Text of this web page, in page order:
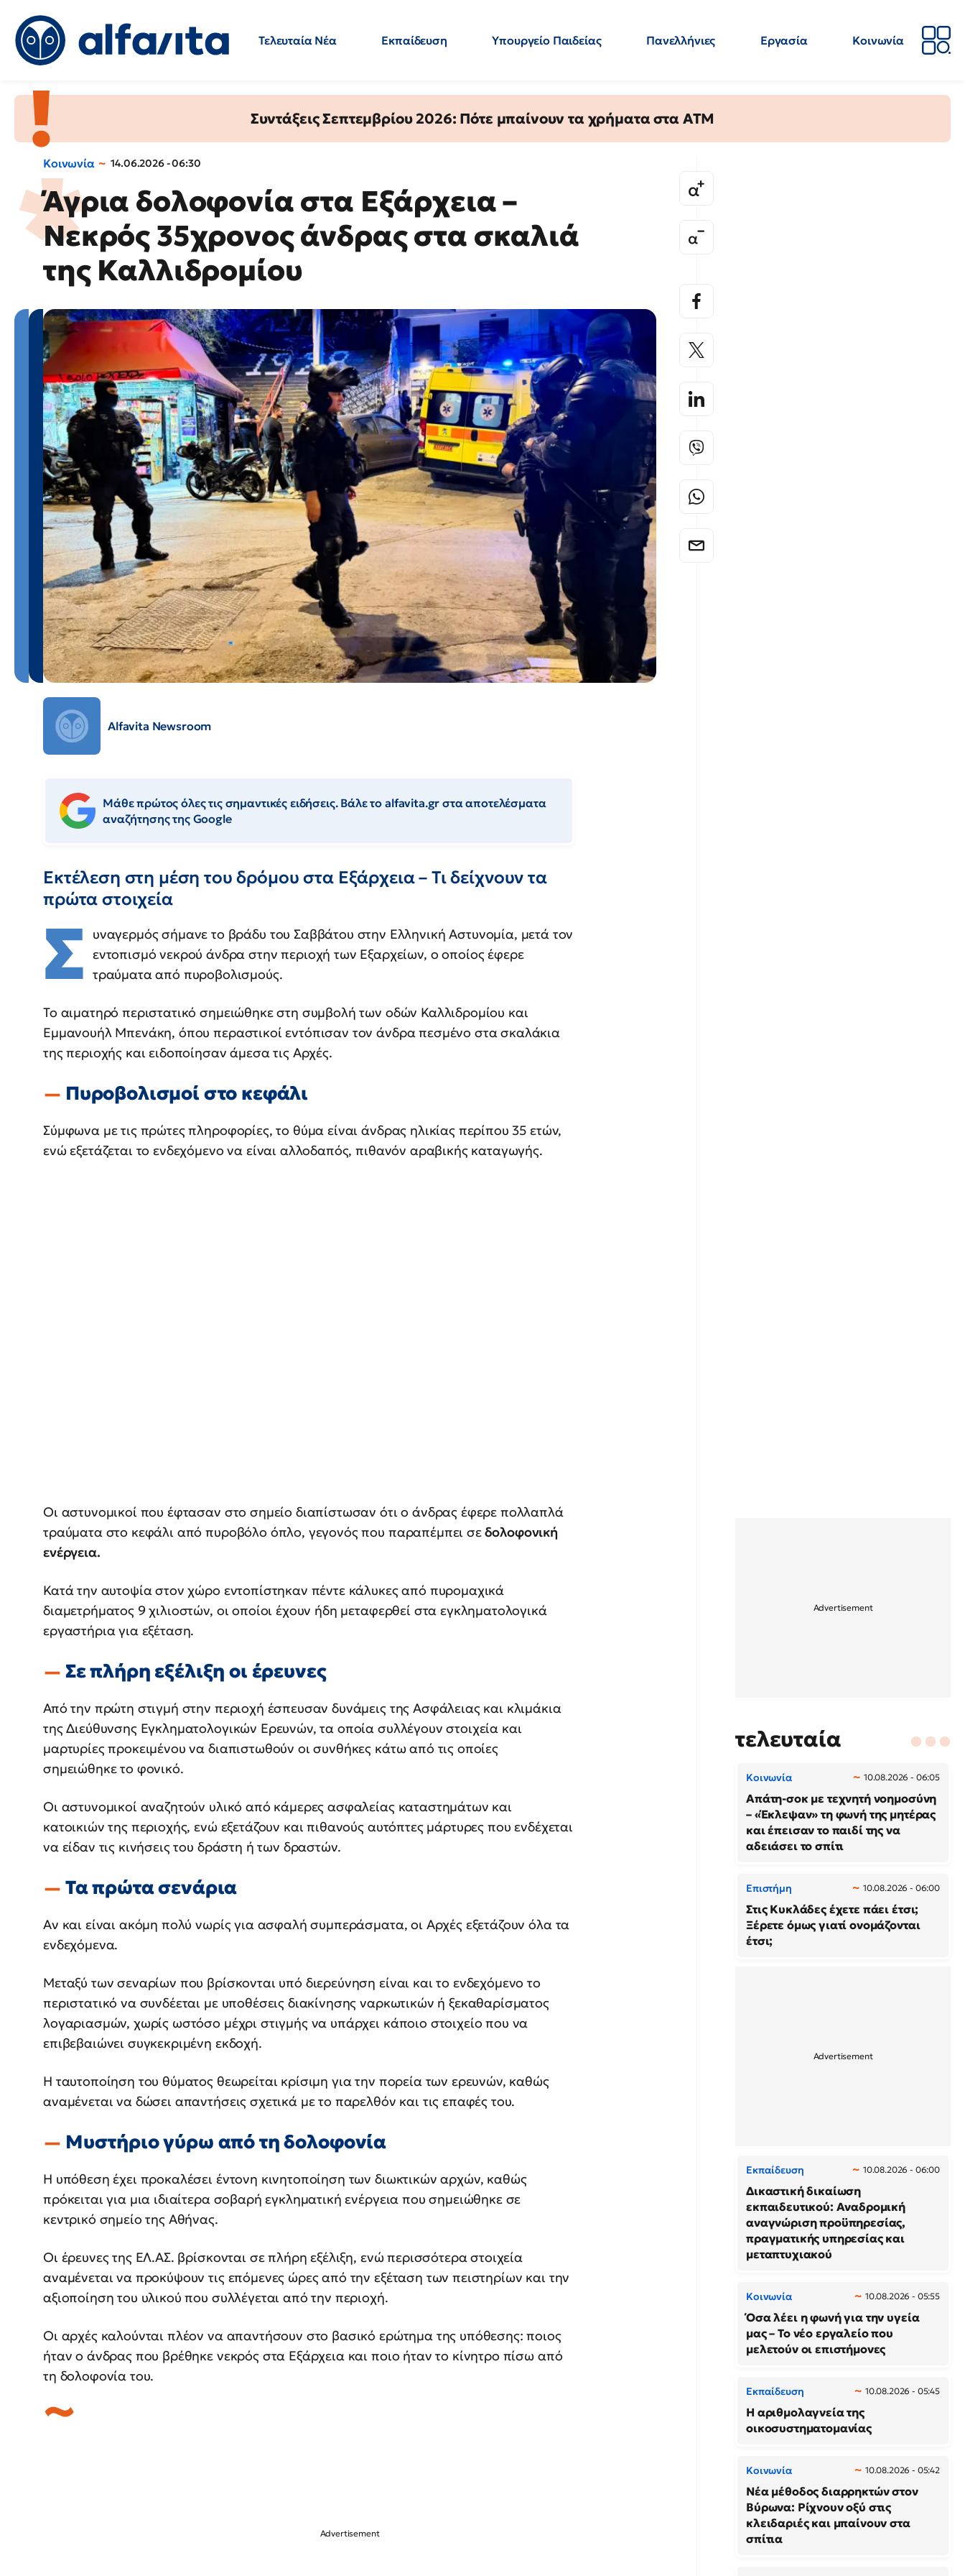
Τελευταία Νέα Εκπαίδευση Υπουργείο Παιδείας Πανελλήνιες Εργασία
Κοινωνία
Συντάξεις Σεπτεμβρίου 2026: Πότε μπαίνουν τα χρήματα στα ΑΤΜ
Κοινωνία 14.06.2026 - 06:30
Άγρια δολοφονία στα Εξάρχεια –
Νεκρός 35χρονος άνδρας στα σκαλιά
της Καλλιδρομίου
Alfavita Newsroom
Μάθε πρώτος όλες τις σημαντικές ειδήσεις. Βάλε το alfavita.gr στα αποτελέσματα
αναζήτησης της Google
Εκτέλεση στη μέση του δρόμου στα Εξάρχεια – Τι δείχνουν τα
πρώτα στοιχεία
Σ
υναγερμός σήμανε το βράδυ του Σαββάτου στην Ελληνική Αστυνομία, μετά τον
εντοπισμό νεκρού άνδρα στην περιοχή των Εξαρχείων, ο οποίος έφερε
τραύματα από πυροβολισμούς.
Το αιματηρό περιστατικό σημειώθηκε στη συμβολή των οδών Καλλιδρομίου και
Εμμανουήλ Μπενάκη, όπου περαστικοί εντόπισαν τον άνδρα πεσμένο στα σκαλάκια
της περιοχής και ειδοποίησαν άμεσα τις Αρχές.
Πυροβολισμοί στο κεφάλι
Σύμφωνα με τις πρώτες πληροφορίες, το θύμα είναι άνδρας ηλικίας περίπου 35 ετών,
ενώ εξετάζεται το ενδεχόμενο να είναι αλλοδαπός, πιθανόν αραβικής καταγωγής.
Οι αστυνομικοί που έφτασαν στο σημείο διαπίστωσαν ότι ο άνδρας έφερε πολλαπλά
τραύματα στο κεφάλι από πυροβόλο όπλο, γεγονός που παραπέμπει σεδολοφονική
ενέργεια.
Κατά την αυτοψία στον χώρο εντοπίστηκαν πέντε κάλυκες από πυρομαχικά
διαμετρήματος 9 χιλιοστών, οι οποίοι έχουν ήδη μεταφερθεί στα εγκληματολογικά
εργαστήρια για εξέταση.
Σε πλήρη εξέλιξη οι έρευνες
Από την πρώτη στιγμή στην περιοχή έσπευσαν δυνάμεις της Ασφάλειας και κλιμάκια
της Διεύθυνσης Εγκληματολογικών Ερευνών, τα οποία συλλέγουν στοιχεία και
μαρτυρίες προκειμένου να διαπιστωθούν οι συνθήκες κάτω από τις οποίες
σημειώθηκε το φονικό.
Οι αστυνομικοί αναζητούν υλικό από κάμερες ασφαλείας καταστημάτων και
κατοικιών της περιοχής, ενώ εξετάζουν και πιθανούς αυτόπτες μάρτυρες που ενδέχεται
να είδαν τις κινήσεις του δράστη ή των δραστών.
Τα πρώτα σενάρια
Αν και είναι ακόμη πολύ νωρίς για ασφαλή συμπεράσματα, οι Αρχές εξετάζουν όλα τα
ενδεχόμενα.
Μεταξύ των σεναρίων που βρίσκονται υπό διερεύνηση είναι και το ενδεχόμενο το
περιστατικό να συνδέεται με υποθέσεις διακίνησης ναρκωτικών ή ξεκαθαρίσματος
λογαριασμών, χωρίς ωστόσο μέχρι στιγμής να υπάρχει κάποιο στοιχείο που να
επιβεβαιώνει συγκεκριμένη εκδοχή.
Η ταυτοποίηση του θύματος θεωρείται κρίσιμη για την πορεία των ερευνών, καθώς
αναμένεται να δώσει απαντήσεις σχετικά με το παρελθόν και τις επαφές του.
Μυστήριο γύρω από τη δολοφονία
Η υπόθεση έχει προκαλέσει έντονη κινητοποίηση των διωκτικών αρχών, καθώς
πρόκειται για μια ιδιαίτερα σοβαρή εγκληματική ενέργεια που σημειώθηκε σε
κεντρικό σημείο της Αθήνας.
Οι έρευνες της ΕΛ.ΑΣ. βρίσκονται σε πλήρη εξέλιξη, ενώ περισσότερα στοιχεία
αναμένεται να προκύψουν τις επόμενες ώρες από την εξέταση των πειστηρίων και την
αξιοποίηση του υλικού που συλλέγεται από την περιοχή.
Οι αρχές καλούνται πλέον να απαντήσουν στο βασικό ερώτημα της υπόθεσης: ποιος
ήταν ο άνδρας που βρέθηκε νεκρός στα Εξάρχεια και ποιο ήταν το κίνητρο πίσω από
τη δολοφονία του.
τελευταία
Κοινωνία 10.08.2026 - 06:05
Απάτη-σοκ με τεχνητή νοημοσύνη
– «Έκλεψαν» τη φωνή της μητέρας
και έπεισαν το παιδί της να
αδειάσει το σπίτι
Επιστήμη 10.08.2026 - 06:00
Στις Κυκλάδες έχετε πάει έτσι;
Ξέρετε όμως γιατί ονομάζονται
έτσι;
Εκπαίδευση 10.08.2026 - 06:00
Δικαστική δικαίωση
εκπαιδευτικού: Αναδρομική
αναγνώριση προϋπηρεσίας,
πραγματικής υπηρεσίας και
μεταπτυχιακού
Κοινωνία 10.08.2026 - 05:55
Όσα λέει η φωνή για την υγεία
μας – Το νέο εργαλείο που
μελετούν οι επιστήμονες
Εκπαίδευση 10.08.2026 - 05:45
Η αριθμολαγνεία της
οικοσυστηματομανίας
Κοινωνία 10.08.2026 - 05:42
Νέα μέθοδος διαρρηκτών στον
Βύρωνα: Ρίχνουν οξύ στις
κλειδαριές και μπαίνουν στα
σπίτια